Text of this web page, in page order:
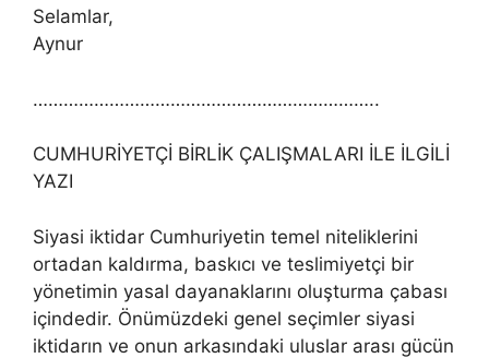
Selamlar,
Aynur
…………………………………………………………..
CUMHURİYETÇİ BİRLİK ÇALIŞMALARI İLE İLGİLİ
YAZI
Siyasi iktidar Cumhuriyetin temel niteliklerini
ortadan kaldırma, baskıcı ve teslimiyetçi bir
yönetimin yasal dayanaklarını oluşturma çabası
içindedir. Önümüzdeki genel seçimler siyasi
iktidarın ve onun arkasındaki uluslar arası gücün